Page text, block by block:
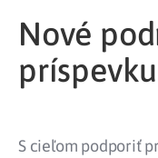
Nové
S cieľom podporiť